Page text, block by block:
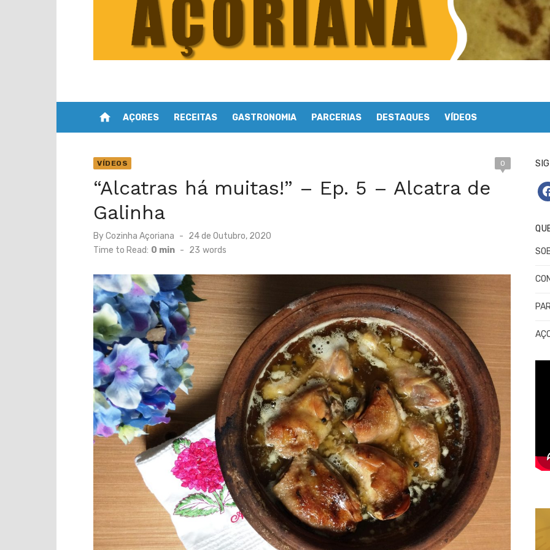
home AÇORES RECEITAS GASTRONOMIA PARCERIAS DESTAQUES VÍDEOS
VÍDEOS 0
“Alcatras há muitas!” – Ep. 5 – Alcatra de
Galinha
ByCozinha Açoriana
Posted
on
24 de Outubro, 2020
Time to Read: 0 min - 23 words